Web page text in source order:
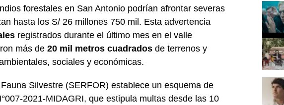
forestales en San Antonio podrían afrontar severas
hasta los S/ 26 millones 750 mil. Esta advertencia
registrados durante el último mes en el valle
más de 20 mil metros cuadrados de terrenos y
sociales y económicas.
Silvestre (SERFOR) establece un esquema de
2021-MIDAGRI, que estipula multas desde las 10